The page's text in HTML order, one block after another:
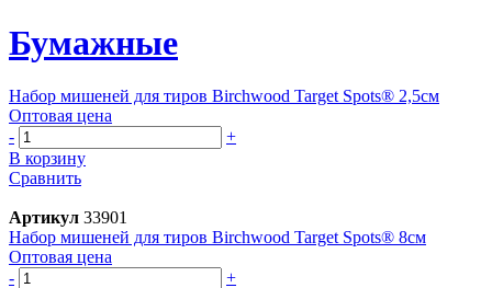
Бумажные
Набор мишеней для тиров Birchwood Target Spots® 2,5см
Оптовая цена
-
+
В корзину
Сравнить
Артикул 33901
Набор мишеней для тиров Birchwood Target Spots® 8см
Оптовая цена
-
+